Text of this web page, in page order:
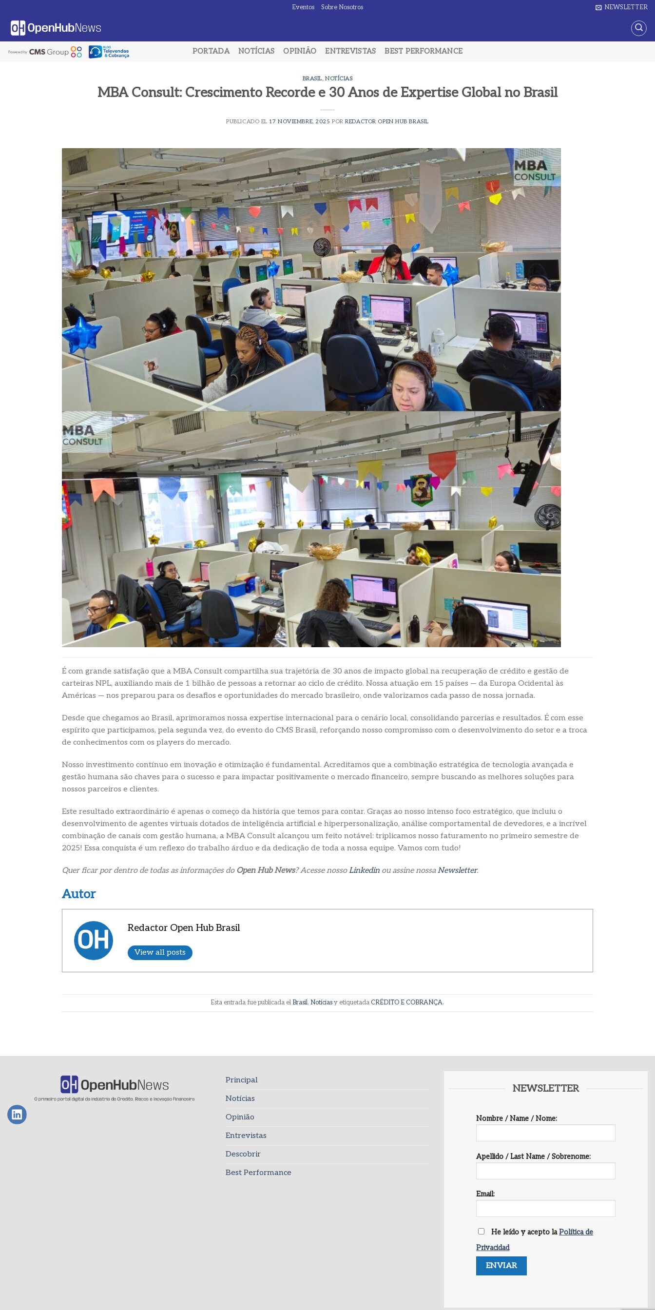
contenido
Eventos Sobre Nosotros NEWSLETTER
PORTADA NOTÍCIAS OPINIÃO ENTREVISTAS BEST PERFORMANCE
BRASIL, NOTÍCIAS
MBA Consult: Crescimento Recorde e 30 Anos de Expertise Global no Brasil
PUBLICADO EL 17 NOVIEMBRE, 2025 PORREDACTOR OPEN HUB BRASIL
É com grande satisfação que a MBA Consult compartilha sua trajetória de 30 anos de impacto global na recuperação de crédito e gestão de
carteiras NPL, auxiliando mais de 1 bilhão de pessoas a retornar ao ciclo de crédito. Nossa atuação em 15 países — da Europa Ocidental às
Américas — nos preparou para os desafios e oportunidades do mercado brasileiro, onde valorizamos cada passo de nossa jornada.
Desde que chegamos ao Brasil, aprimoramos nossa expertise internacional para o cenário local, consolidando parcerias e resultados. É com esse
espírito que participamos, pela segunda vez, do evento do CMS Brasil, reforçando nosso compromisso com o desenvolvimento do setor e a troca
de conhecimentos com os players do mercado.
Nosso investimento contínuo em inovação e otimização é fundamental. Acreditamos que a combinação estratégica de tecnologia avançada e
gestão humana são chaves para o sucesso e para impactar positivamente o mercado financeiro, sempre buscando as melhores soluções para
nossos parceiros e clientes.
Este resultado extraordinário é apenas o começo da história que temos para contar. Graças ao nosso intenso foco estratégico, que incluiu o
desenvolvimento de agentes virtuais dotados de inteligência artificial e hiperpersonalização, análise comportamental de devedores, e a incrível
combinação de canais com gestão humana, a MBA Consult alcançou um feito notável: triplicamos nosso faturamento no primeiro semestre de
2025! Essa conquista é um reflexo do trabalho árduo e da dedicação de toda a nossa equipe. Vamos com tudo!
Quer ficar por dentro de todas as informações do Open Hub News? Acesse nossoLinkedin ou assine nossaNewsletter.
Autor
Redactor Open Hub Brasil
View all posts
Esta entrada fue publicada el Brasil, Notíciasy etiquetadaCRÉDITO E COBRANÇA.
Principal
Notícias
Opinião
Entrevistas
Descobrir
Best Performance
NEWSLETTER
Nombre / Name / Nome:
Apellido / Last Name / Sobrenome:
Email:
He leído y acepto laPolítica de
Privacidad